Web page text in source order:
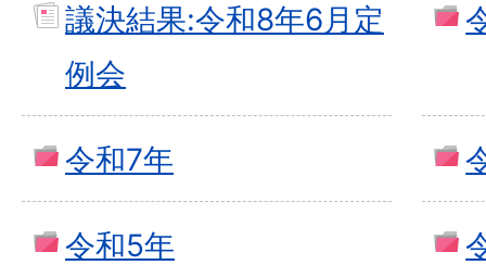
議決結果:令和8年6月定
例会
令和7年
令和5年